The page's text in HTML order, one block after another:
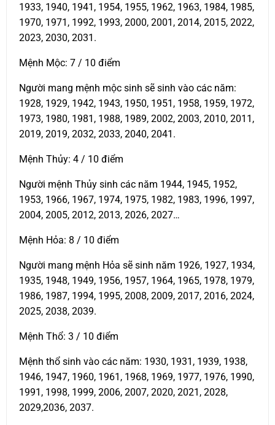
1933, 1940, 1941, 1954, 1955, 1962, 1963, 1984, 1985,
1970, 1971, 1992, 1993, 2000, 2001, 2014, 2015, 2022,
2023, 2030, 2031.
Mệnh Mộc: 7 / 10 điểm
Người mang mệnh mộc sinh sẽ sinh vào các năm:
1928, 1929, 1942, 1943, 1950, 1951, 1958, 1959, 1972,
1973, 1980, 1981, 1988, 1989, 2002, 2003, 2010, 2011,
2019, 2019, 2032, 2033, 2040, 2041.
Mệnh Thủy: 4 / 10 điểm
Người mệnh Thủy sinh các năm 1944, 1945, 1952,
1953, 1966, 1967, 1974, 1975, 1982, 1983, 1996, 1997,
2004, 2005, 2012, 2013, 2026, 2027…
Mệnh Hỏa: 8 / 10 điểm
Người mang mệnh Hỏa sẽ sinh năm 1926, 1927, 1934,
1935, 1948, 1949, 1956, 1957, 1964, 1965, 1978, 1979,
1986, 1987, 1994, 1995, 2008, 2009, 2017, 2016, 2024,
2025, 2038, 2039.
Mệnh Thổ: 3 / 10 điểm
Mệnh thổ sinh vào các năm: 1930, 1931, 1939, 1938,
1946, 1947, 1960, 1961, 1968, 1969, 1977, 1976, 1990,
1991, 1998, 1999, 2006, 2007, 2020, 2021, 2028,
2029,2036, 2037.